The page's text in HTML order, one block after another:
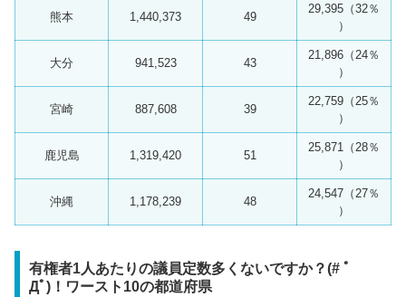
熊本 1,440,373 49
29,395（32％
）
大分 941,523 43
21,896（24％
）
宮崎 887,608 39
22,759（25％
）
鹿児島 1,319,420 51
25,871（28％
）
沖縄 1,178,239 48
24,547（27％
）
有権者1人あたりの議員定数多くないですか？(# ﾟ
Дﾟ)！ワースト10の都道府県